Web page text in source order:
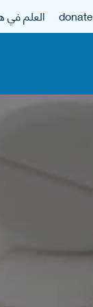
العلم في